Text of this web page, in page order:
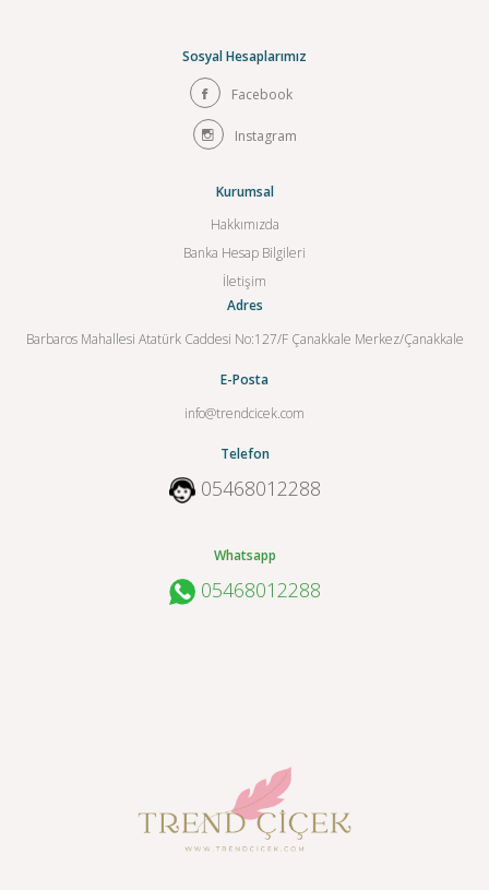
Sosyal Hesaplarımız
Facebook
Instagram
Kurumsal
Hakkımızda
Banka Hesap Bilgileri
İletişim
Adres
Barbaros Mahallesi Atatürk Caddesi No:127/F Çanakkale Merkez/Çanakkale
E-Posta
info@trendcicek.com
Telefon
05468012288
Whatsapp
05468012288